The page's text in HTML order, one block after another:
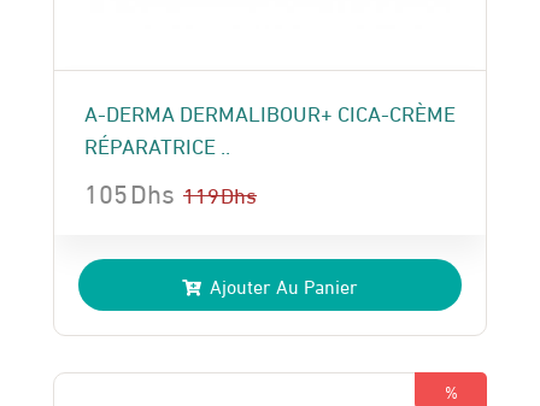
A-DERMA DERMALIBOUR+ CICA-CRÈME
RÉPARATRICE ..
119Dhs
prix
initial
était :
119 Dhs.
105Dhs
prix
actuel
est :
105 Dhs.
Ajouter Au Panier
%